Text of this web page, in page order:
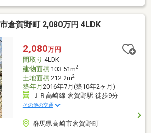
住宅購入できます!■他社様でご紹介されて
できます。■他社様や過去にローンお断
信あります。■平日のご見学希望大歓迎
919-727【通話料無料】までお気軽にお
トフォンの方は青いバナーより、お問い合
倉賀野町 2,080万円 4LDK
2,080万円
間取り 4LDK
建物面積103.51m2
土地面積212.2m2
築年月 2016年7月(築10年2ヶ月)
ＪＲ高崎線 倉賀野駅 徒歩9分
その他の交通
群馬県高崎市倉賀野町